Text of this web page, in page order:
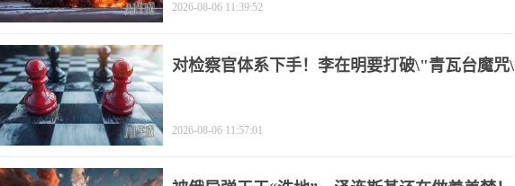
2026-08-06 11:39:52
对检察官体系下手！李在明要打破\"青瓦台魔咒\"
2026-08-06 11:57:01